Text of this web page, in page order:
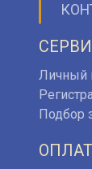
Личный
Подбор